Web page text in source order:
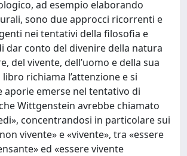
ad esempio elaborando
sono due approcci ricorrenti e
nei tentativi della filosofia e
dar conto del divenire della natura
del vivente, dell’uomo e della sua
richiama l’attenzione e si
aporie emerse nel tentativo di
Wittgenstein avrebbe chiamato
concentrandosi in particolare sui
vivente» e «vivente», tra «essere
ed «essere vivente